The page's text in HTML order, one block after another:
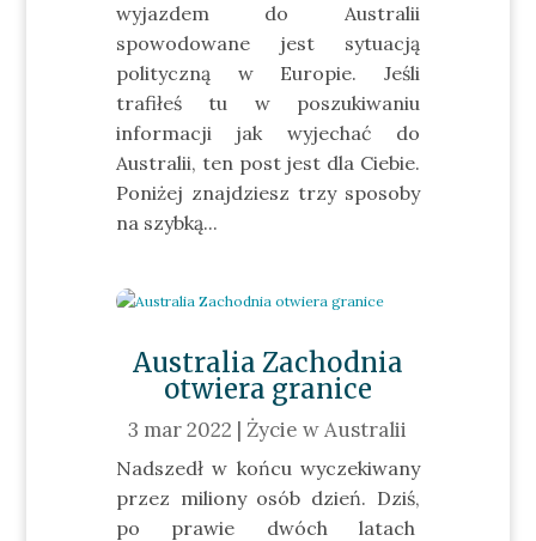
wyjazdem do Australii
spowodowane jest sytuacją
polityczną w Europie. Jeśli
trafiłeś tu w poszukiwaniu
informacji jak wyjechać do
Australii, ten post jest dla Ciebie.
Poniżej znajdziesz trzy sposoby
na szybką...
Australia Zachodnia
otwiera granice
3 mar 2022 |Życie w Australii
Nadszedł w końcu wyczekiwany
przez miliony osób dzień. Dziś,
po prawie dwóch latach